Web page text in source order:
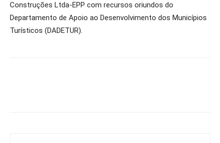
Construções Ltda-EPP com recursos oriundos do
Departamento de Apoio ao Desenvolvimento dos Municípios
Turísticos (DADETUR).